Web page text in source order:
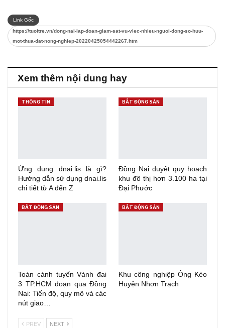
Link Gốc
https://tuoitre.vn/dong-nai-lap-doan-giam-sat-vu-viec-nhieu-nguoi-dong-so-huu-
mot-thua-dat-nong-nghiep-20220425054442267.htm
Xem thêm nội dung hay
THÔNG TIN
Ứng dụng dnai.lis là gì?
Hướng dẫn sử dụng dnai.lis
chi tiết từ A đến Z
BẤT ĐỘNG SẢN
Đồng Nai duyệt quy hoạch
khu đô thị hơn 3.100 ha tại
Đại Phước
BẤT ĐỘNG SẢN
Toàn cảnh tuyến Vành đai
3 TP.HCM đoạn qua Đồng
Nai: Tiến độ, quy mô và các
nút giao…
BẤT ĐỘNG SẢN
Khu công nghiệp Ông Kèo
Huyện Nhơn Trạch
PREV NEXT